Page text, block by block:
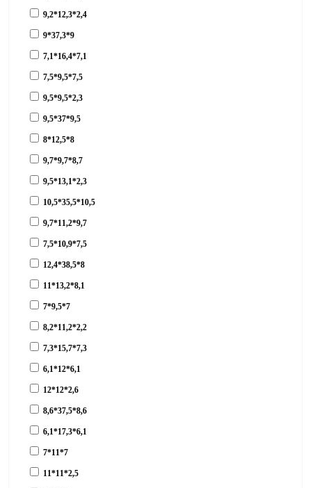
9,2*12,3*2,4
9*37,3*9
7,1*16,4*7,1
7,5*9,5*7,5
9,5*9,5*2,3
9,5*37*9,5
8*12,5*8
9,7*9,7*8,7
9,5*13,1*2,3
10,5*35,5*10,5
9,7*11,2*9,7
7,5*10,9*7,5
12,4*38,5*8
11*13,2*8,1
7*9,5*7
8,2*11,2*2,2
7,3*15,7*7,3
6,1*12*6,1
12*12*2,6
8,6*37,5*8,6
6,1*17,3*6,1
7*11*7
11*11*2,5